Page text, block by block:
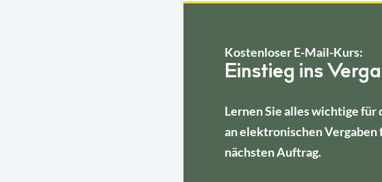
Kostenloser E-Mail-Kurs:
Einstieg ins
Lernen Sie alles wichtige für
an elektronischen Vergaben
nächsten Auftrag.